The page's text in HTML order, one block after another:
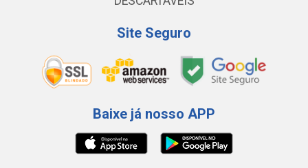
Site Seguro
Baixe já nosso APP